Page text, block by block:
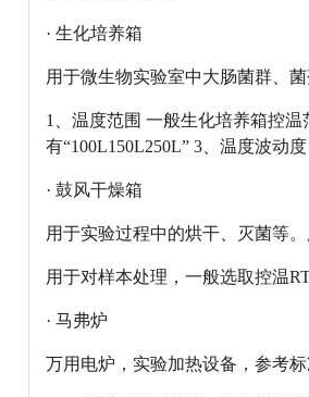
· 生化培养箱
用于微生物实验室中大肠菌群、
1、温度范围 一般生化培养箱控
有“100L150L250L” 3、温度波动
· 鼓风干燥箱
用于实验过程中的烘干、灭菌等
用于对样本处理，一般选取控温
· 马弗炉
万用电炉，实验加热设备，参考标